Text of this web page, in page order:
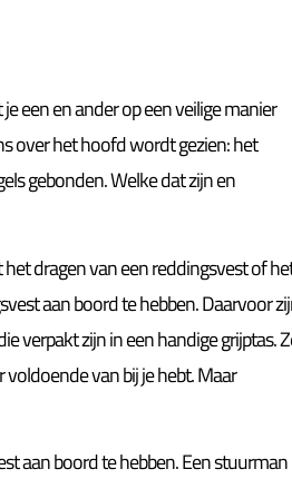
een en ander op een veilige manier
over het hoofd wordt gezien: het
gebonden. Welke dat zijn en
dragen van een reddingsvest of
aan boord te hebben. Daarvoor
verpakt zijn in een handige grijptas.
van bij je hebt. Maar
aan boord te hebben. Een stuurman